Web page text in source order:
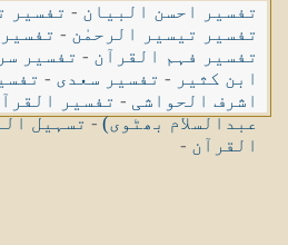
تفسیر احسن البیان - تفسیر
تفسیر تیسیر الرحمٰن -
تفسیر فہم القرآن - تفسیر
ابن کثیر - تفسیر سعدی -
اشرف الحواشی - تفسیر
عبدالسلام بھٹوی)-تسہیل
القرآن -